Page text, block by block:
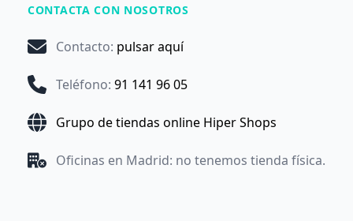
CONTACTA CON NOSOTROS
Contacto: pulsar aquí
Teléfono: 91 141 96 05
Grupo de tiendas online Hiper Shops
Oficinas en Madrid: no tenemos tienda física.